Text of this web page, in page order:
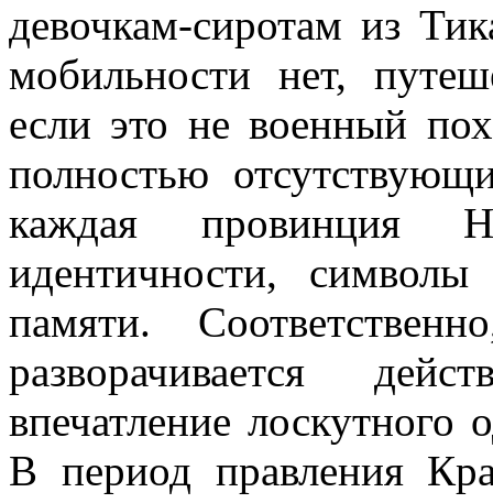
девочкам-сиротам из
мобильности нет,
если это не военный
полностью
каждая провинция
идентичности,
памяти.
разворачивается
впечатление лоскутного
В период правления